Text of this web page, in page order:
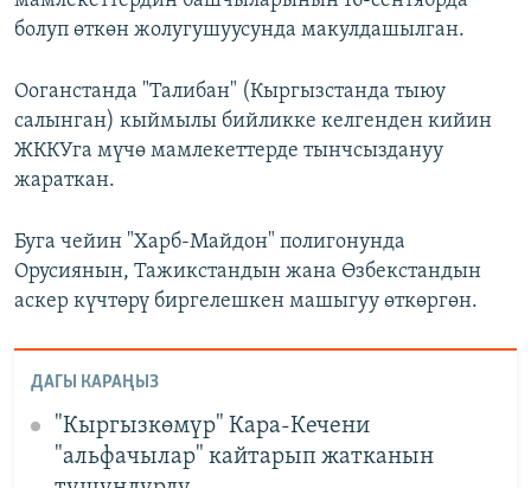
болуп өткөн жолугушуусунда макулдашылган.
Ооганстанда "Талибан" (Кыргызстанда тыюу
салынган) кыймылы бийликке келгенден кийин
ЖККУга мүчө мамлекеттерде тынчсыздануу
жараткан.
Буга чейин "Харб-Майдон" полигонунда
Орусиянын, Тажикстандын жана Өзбекстандын
аскер күчтөрү биргелешкен машыгуу өткөргөн.
ДАГЫ КАРАҢЫЗ
"Кыргызкөмүр" Кара-Кечени
"альфачылар" кайтарып жатканын